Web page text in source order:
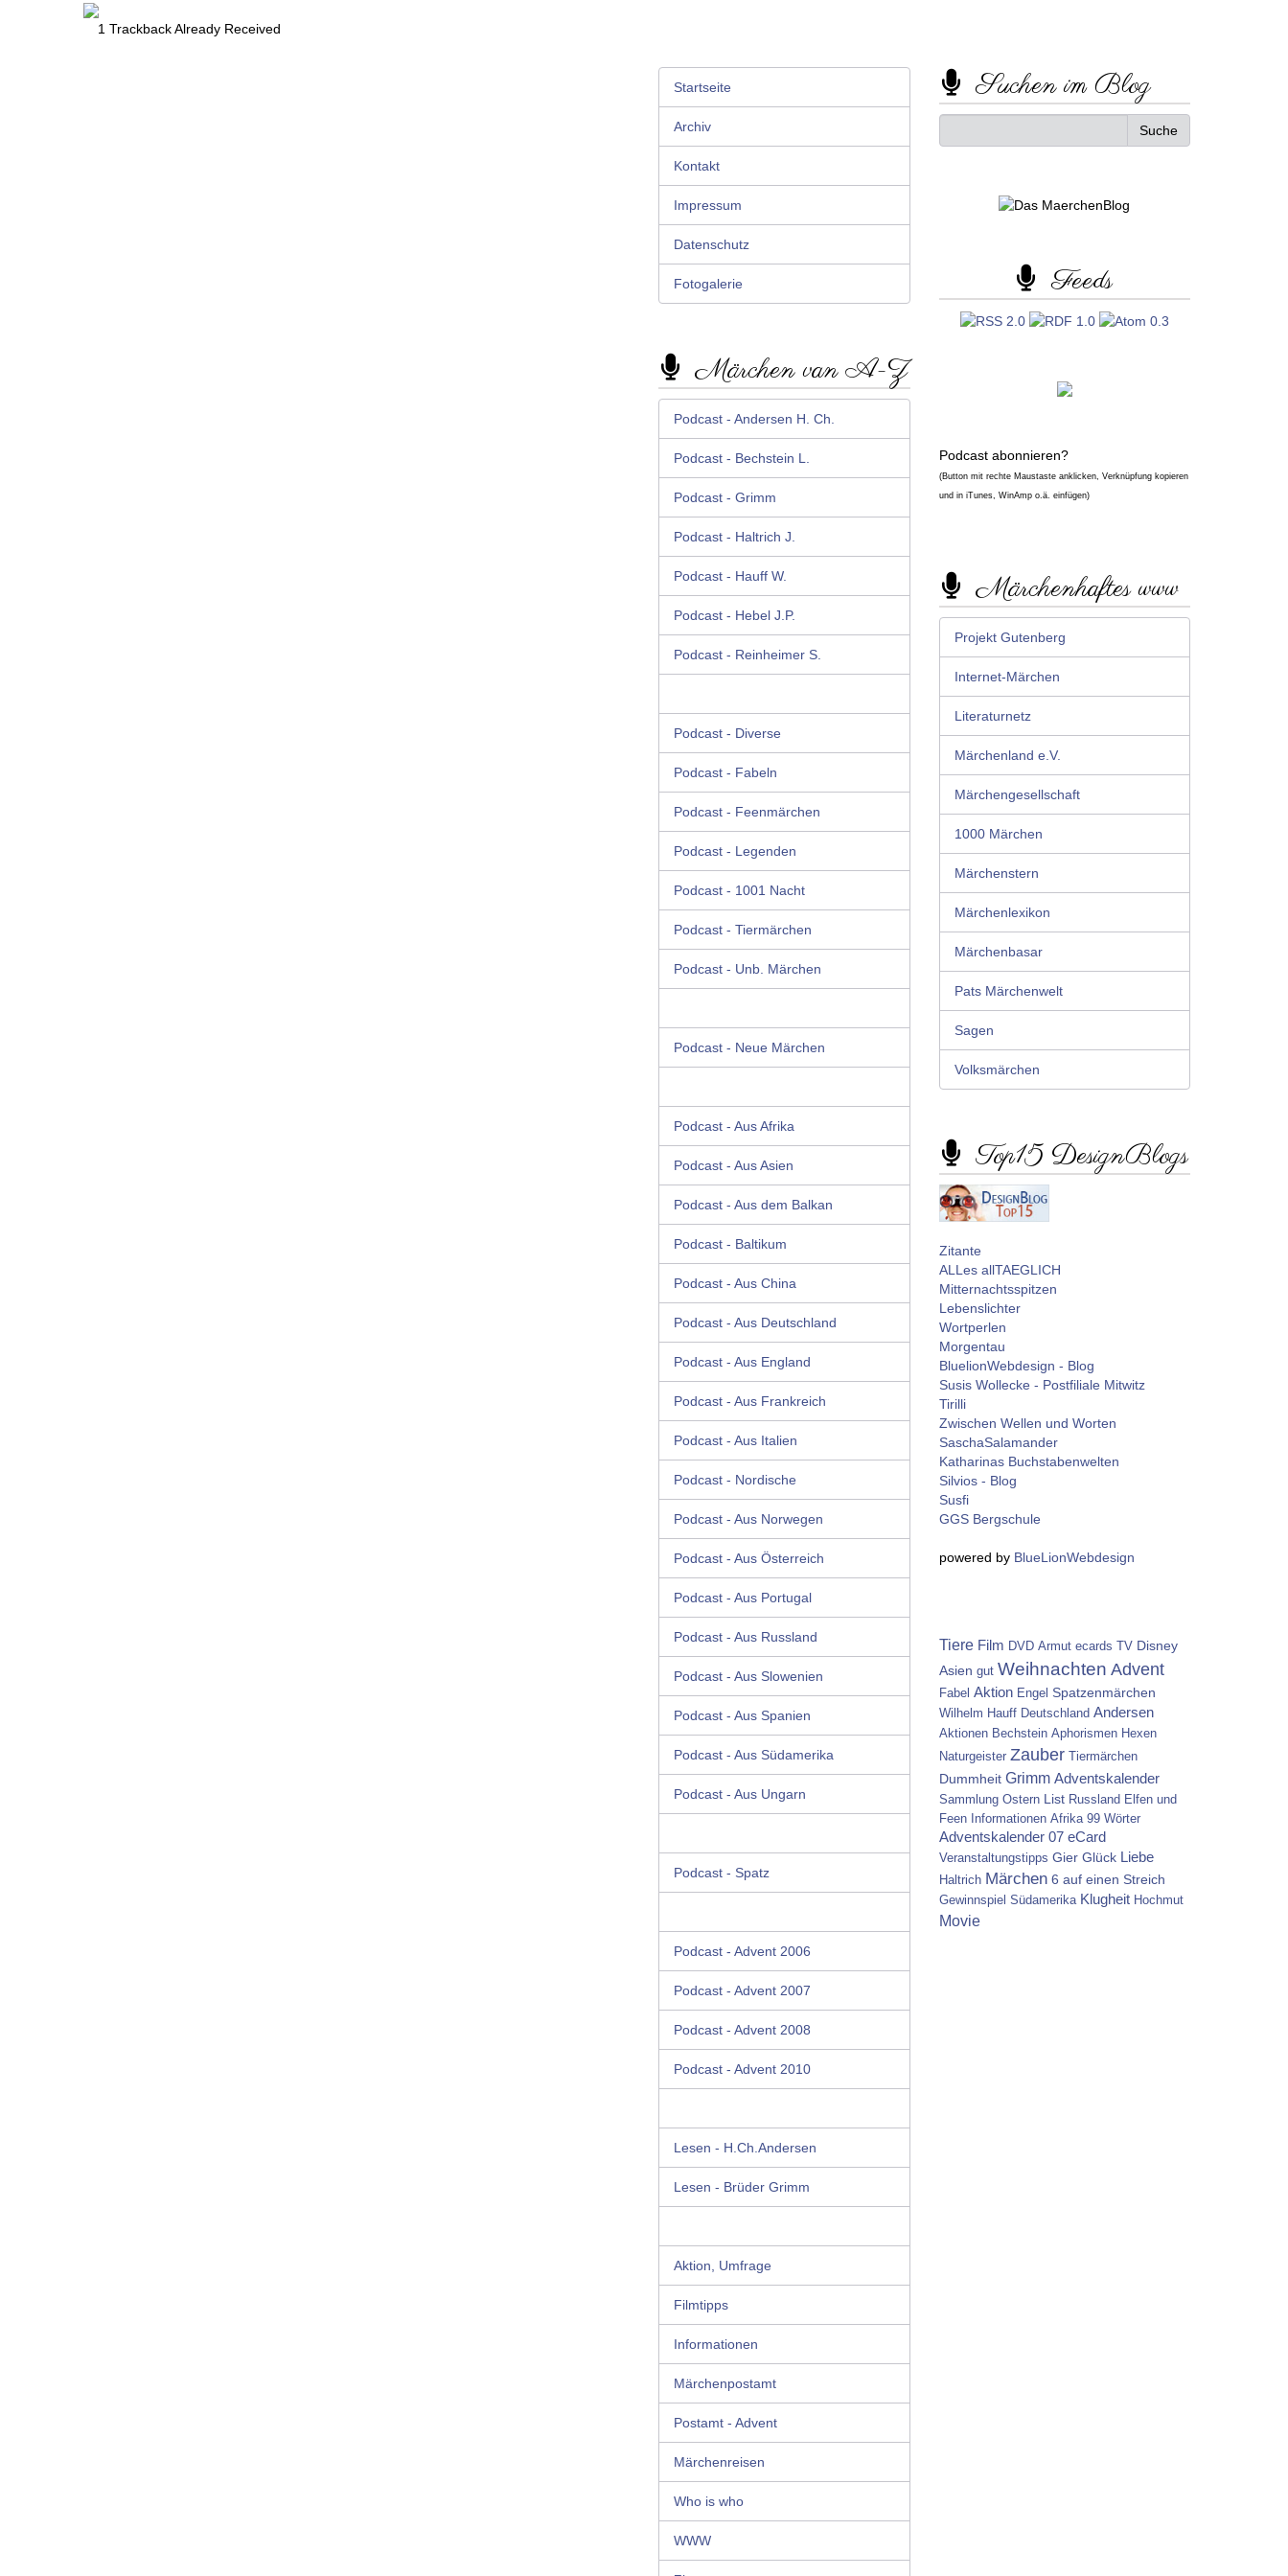
1 Trackback Already Received
Startseite
Archiv
Kontakt
Impressum
Datenschutz
Fotogalerie
Märchen van A-Z
Podcast - Andersen H. Ch.
Podcast - Bechstein L.
Podcast - Grimm
Podcast - Haltrich J.
Podcast - Hauff W.
Podcast - Hebel J.P.
Podcast - Reinheimer S.
Podcast - Diverse
Podcast - Fabeln
Podcast - Feenmärchen
Podcast - Legenden
Podcast - 1001 Nacht
Podcast - Tiermärchen
Podcast - Unb. Märchen
Podcast - Neue Märchen
Podcast - Aus Afrika
Podcast - Aus Asien
Podcast - Aus dem Balkan
Podcast - Baltikum
Podcast - Aus China
Podcast - Aus Deutschland
Podcast - Aus England
Podcast - Aus Frankreich
Podcast - Aus Italien
Podcast - Nordische
Podcast - Aus Norwegen
Podcast - Aus Österreich
Podcast - Aus Portugal
Podcast - Aus Russland
Podcast - Aus Slowenien
Podcast - Aus Spanien
Podcast - Aus Südamerika
Podcast - Aus Ungarn
Podcast - Spatz
Podcast - Advent 2006
Podcast - Advent 2007
Podcast - Advent 2008
Podcast - Advent 2010
Lesen - H.Ch.Andersen
Lesen - Brüder Grimm
Aktion, Umfrage
Filmtipps
Informationen
Märchenpostamt
Postamt - Advent
Märchenreisen
Who is who
WWW
Suchen im Blog
Feeds
Podcast abonnieren?
(Button mit rechte Maustaste anklicken, Verknüpfung kopieren
und in iTunes, WinAmp o.ä. einfügen)
Märchenhaftes www
Projekt Gutenberg
Internet-Märchen
Literaturnetz
Märchenland e.V.
Märchengesellschaft
1000 Märchen
Märchenstern
Märchenlexikon
Märchenbasar
Pats Märchenwelt
Sagen
Volksmärchen
Top15 DesignBlogs
Zitante
ALLes allTAEGLICH
Mitternachtsspitzen
Lebenslichter
Wortperlen
Morgentau
BluelionWebdesign - Blog
Susis Wollecke - Postfiliale Mitwitz
Tirilli
Zwischen Wellen und Worten
SaschaSalamander
Katharinas Buchstabenwelten
Silvios - Blog
Susfi
GGS Bergschule
powered by BlueLionWebdesign
Tiere Film DVD Armut ecards TV Disney
Asien gut Weihnachten Advent
Fabel Aktion Engel Spatzenmärchen
Wilhelm Hauff Deutschland Andersen
Aktionen Bechstein Aphorismen Hexen
Naturgeister Zauber Tiermärchen
Dummheit Grimm Adventskalender
Sammlung Ostern List Russland Elfen und
Feen
Informationen Afrika 99 Wörter
Adventskalender 07 eCard
Veranstaltungstipps Gier Glück Liebe
Haltrich Märchen 6 auf einen Streich
Gewinnspiel Südamerika Klugheit Hochmut
Movie